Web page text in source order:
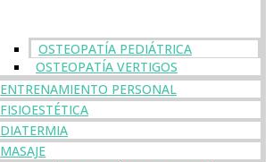
OSTEOPATÍA PEDIÁTRICA
OSTEOPATÍA VERTIGOS
ENTRENAMIENTO PERSONAL
FISIOESTÉTICA
DIATERMIA
MASAJE